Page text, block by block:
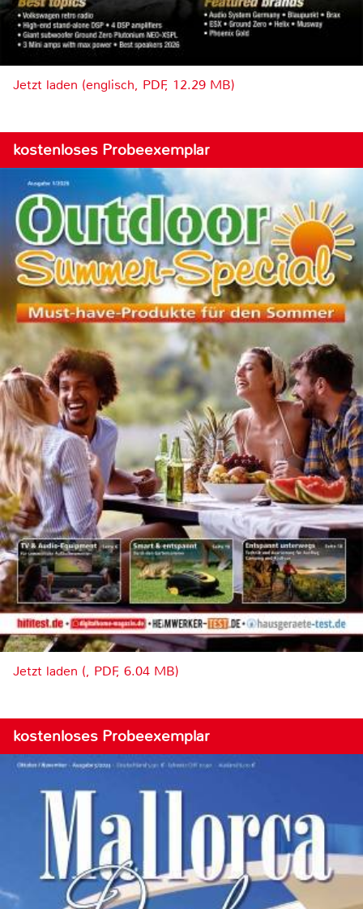
Jetzt laden (englisch, PDF, 12.29 MB)
kostenloses Probeexemplar
Jetzt laden (, PDF, 6.04 MB)
kostenloses Probeexemplar